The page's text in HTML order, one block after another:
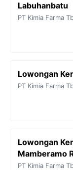
Labuhanbatu
PT Kimia Farma
Lowongan
PT Kimia Farma
Lowongan
Mamberamo
PT Kimia Farma